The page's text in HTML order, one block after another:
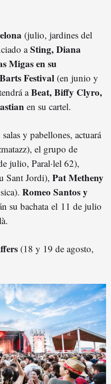
(julio, jardines del
aSting, Diana
Migas en su
Barts Festival (en junio y
aBeat, Biffy Clyro,
en su cartel.
y pabellones, actuará
el grupo de
julio, Paral·lel 62),
Sant Jordi), Pat Metheny
Romeo Santos y
su bachatael 11 de julio
(18 y 19 de agosto,